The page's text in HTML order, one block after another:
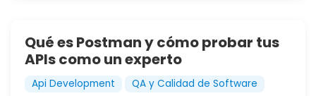
Qué es Postman y cómo probar tus
APIs como un experto
Api Development QA y Calidad de Software